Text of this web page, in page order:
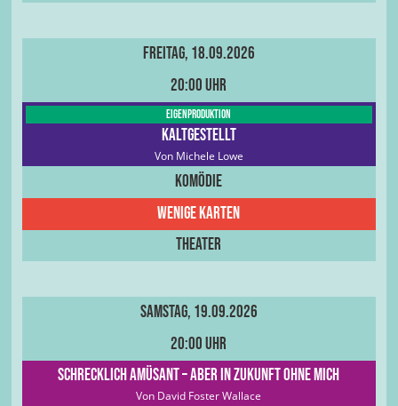
Freitag, 18.09.2026
20:00 Uhr
Eigenproduktion
Kaltgestellt
Von Michele Lowe
Komödie
Wenige Karten
Theater
Samstag, 19.09.2026
20:00 Uhr
Schrecklich amüsant – aber in Zukunft ohne mich
Von David Foster Wallace